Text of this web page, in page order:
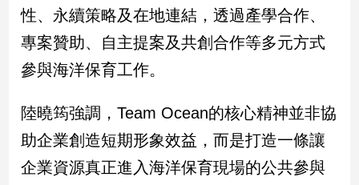
行/
時
尚
追
生
活
性、永續策略及在地連結，透過產學合作、
專案贊助、自主提案及共創合作等多元方式
參與海洋保育工作。
陸曉筠強調，Team Ocean的核心精神並非協
助企業創造短期形象效益，而是打造一條讓
企業資源真正進入海洋保育現場的公共參與